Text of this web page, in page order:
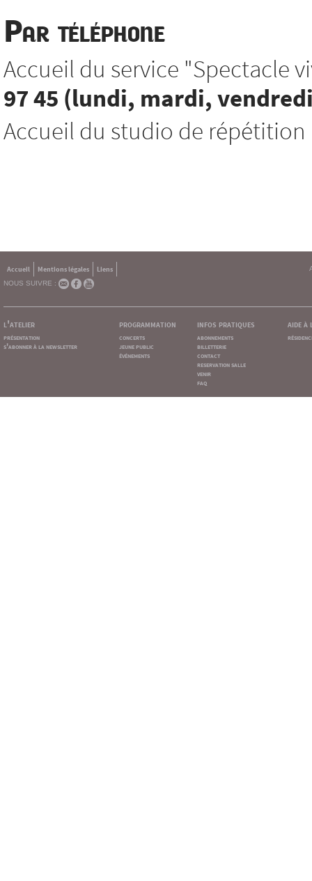
Par téléphone
Accueil du service "Spectacle
97 45 (lundi, mardi,
Accueil du studio de
Accueil Mentions légales
Liens
NOUS SUIVRE :
l'atelier
présentation
s'abonner à la newsletter
programmation
concerts
jeune public
événements
infos pratiques
abonnements
billetterie
contact
reservation salle
venir
faq
aide